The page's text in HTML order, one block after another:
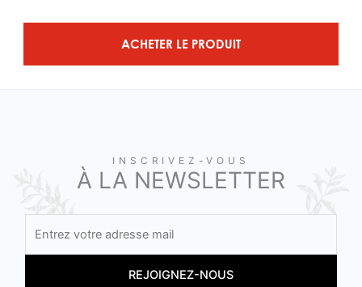
ACHETER LE PRODUIT
INSCRIVEZ-VOUS
À LA NEWSLETTER